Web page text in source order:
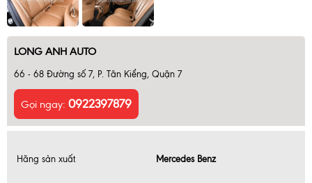
LONG ANH AUTO
66 - 68 Đường số 7, P. Tân Kiểng, Quận 7
Gọi ngay: 0922397879
Hãng sản xuất Mercedes Benz